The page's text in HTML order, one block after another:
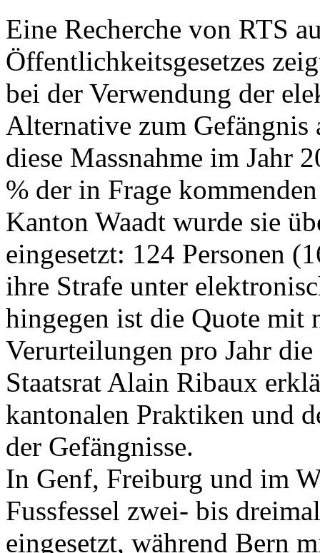
Eine Recherche von RTS
Öffentlichkeitsgesetzes
bei der Verwendung der
Alternative zum Gefängnis
diese Massnahme im Jahr
% der in Frage
Kanton Waadt wurde sie
eingesetzt: 124 Personen
ihre Strafe unter
hingegen ist die Quote mit
Verurteilungen pro Jahr
Staatsrat Alain Ribaux
kantonalen Praktiken und
der Gefängnisse.
In Genf, Freiburg und im
Fussfessel zwei- bis
eingesetzt, während Bern